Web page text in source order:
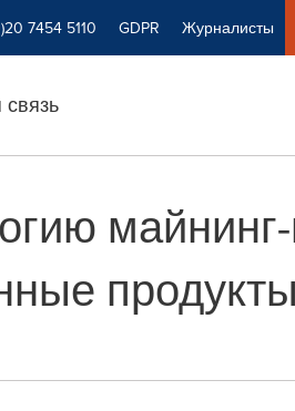
7454 5110 GDPR Журналисты